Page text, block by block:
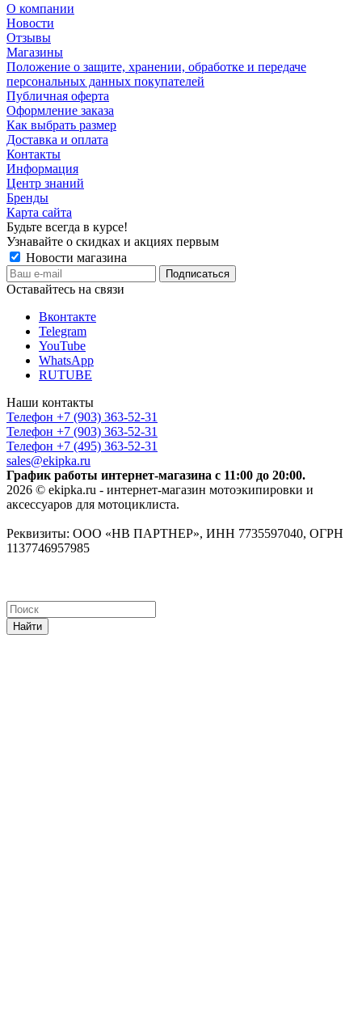
О компании
Новости
Отзывы
Магазины
Положение о защите, хранении, обработке и передаче
персональных данных покупателей
Публичная оферта
Оформление заказа
Как выбрать размер
Доставка и оплата
Контакты
Информация
Центр знаний
Бренды
Карта сайта
Будьте всегда в курсе!
Узнавайте о скидках и акциях первым
Новости магазина
Оставайтесь на связи
Вконтакте
Telegram
YouTube
WhatsApp
RUTUBE
Наши контакты
Телефон +7 (903) 363-52-31
Телефон +7 (903) 363-52-31
Телефон +7 (495) 363-52-31
sales@ekipka.ru
График работы интернет-магазина с 11:00 до 20:00.
2026 © ekipka.ru - интернет-магазин мотоэкипировки и
аксессуаров для мотоциклиста.
Реквизиты: ООО «НВ ПАРТНЕР», ИНН 7735597040, ОГРН
1137746957985
Найти